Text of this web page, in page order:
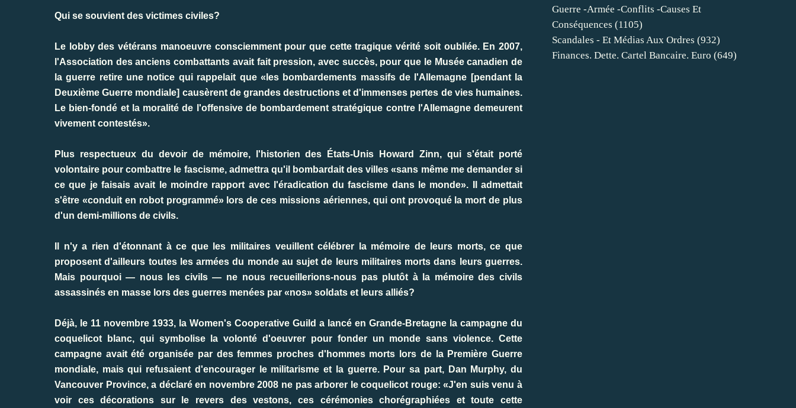
Qui se souvient des victimes civiles?
Le lobby des vétérans manoeuvre consciemment pour que cette tragique vérité soit oubliée. En 2007,
l'Association des anciens combattants avait fait pression, avec succès, pour que le Musée canadien de
la guerre retire une notice qui rappelait que «les bombardements massifs de l'Allemagne [pendant la
Deuxième Guerre mondiale] causèrent de grandes destructions et d'immenses pertes de vies humaines.
Le bien-fondé et la moralité de l'offensive de bombardement stratégique contre l'Allemagne demeurent
vivement contestés».
Plus respectueux du devoir de mémoire, l'historien des États-Unis Howard Zinn, qui s'était porté
volontaire pour combattre le fascisme, admettra qu'il bombardait des villes «sans même me demander si
ce que je faisais avait le moindre rapport avec l'éradication du fascisme dans le monde». Il admettait
s'être «conduit en robot programmé» lors de ces missions aériennes, qui ont provoqué la mort de plus
d'un demi-millions de civils.
Il n'y a rien d'étonnant à ce que les militaires veuillent célébrer la mémoire de leurs morts, ce que
proposent d'ailleurs toutes les armées du monde au sujet de leurs militaires morts dans leurs guerres.
Mais pourquoi — nous les civils — ne nous recueillerions-nous pas plutôt à la mémoire des civils
assassinés en masse lors des guerres menées par «nos» soldats et leurs alliés?
Déjà, le 11 novembre 1933, la Women's Cooperative Guild a lancé en Grande-Bretagne la campagne du
coquelicot blanc, qui symbolise la volonté d'oeuvrer pour fonder un monde sans violence. Cette
campagne avait été organisée par des femmes proches d'hommes morts lors de la Première Guerre
mondiale, mais qui refusaient d'encourager le militarisme et la guerre. Pour sa part, Dan Murphy, du
Vancouver Province, a déclaré en novembre 2008 ne pas arborer le coquelicot rouge: «J'en suis venu à
voir ces décorations sur le revers des vestons, ces cérémonies chorégraphiées et toute cette
Guerre -armée -conflits -causes Et
Conséquences (1105)
Scandales - Et Médias Aux Ordres (932)
Finances. Dette. Cartel Bancaire. Euro (649)